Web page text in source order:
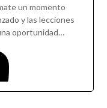
un momento
y las lecciones
oportunidad…